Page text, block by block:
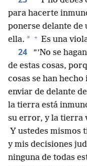
para hacerte
ponerse delante de
ella. * + Es una
24
”’No se
de estas cosas,
cosas se han
enviar de delante
la tierra está
su error, y la tierra
Y ustedes mismos
y mis decisiones
ninguna de todas